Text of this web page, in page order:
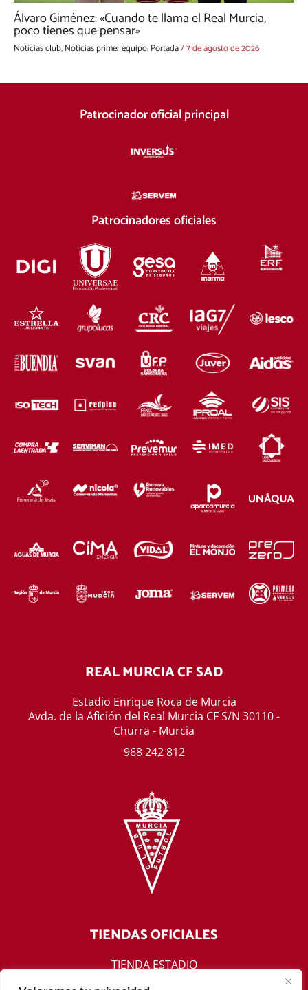
Álvaro Giménez: «Cuando te llama el Real Murcia,
poco tienes que pensar»
Noticias club,Noticias primer equipo,Portada/7 de agosto de 2026
Patrocinador oficial principal
Patrocinadores oficiales
REAL MURCIA CF SAD
Estadio Enrique Roca de Murcia
Avda. de la Afición del Real Murcia CF S/N 30110 -
Churra - Murcia
968 242 812
TIENDAS OFICIALES
TIENDA ESTADIO